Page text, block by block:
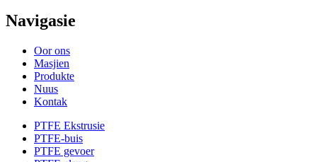
Navigasie
Oor ons
Masjien
Produkte
Nuus
Kontak
PTFE Ekstrusie
PTFE-buis
PTFE gevoer